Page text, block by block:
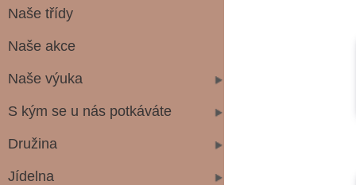
Naše třídy
Naše akce
Naše výuka
S kým se u nás potkáváte
Družina
Jídelna